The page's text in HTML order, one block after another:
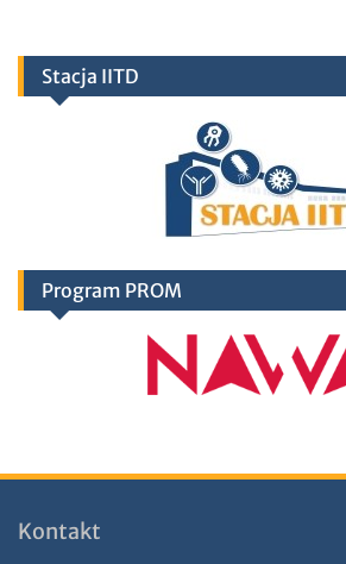
Stacja IITD
Program PROM
Kontakt